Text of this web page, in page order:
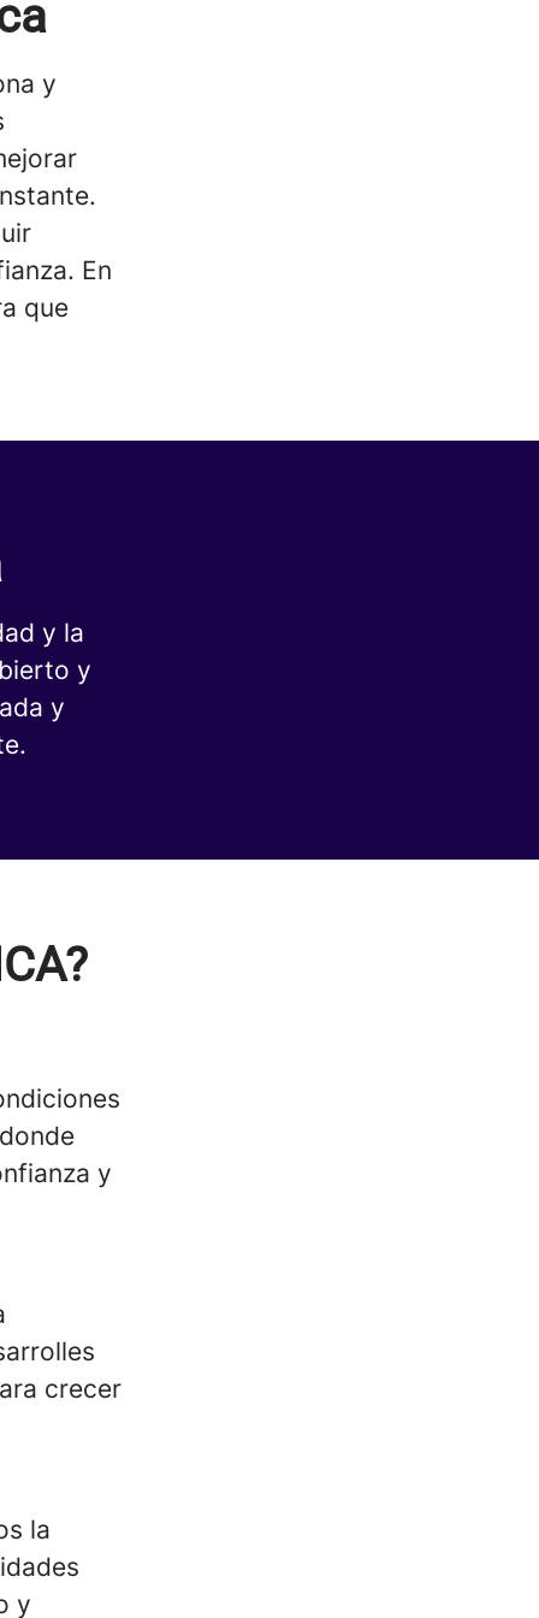
y
En
que
y la
y
y
y
crecer
la
y